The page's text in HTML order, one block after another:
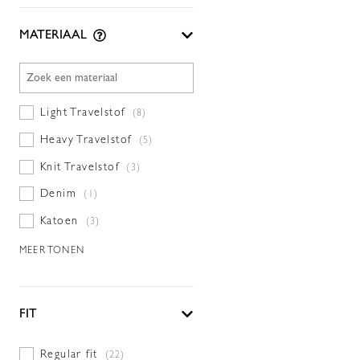
MATERIAAL
Light Travelstof (8)
Heavy Travelstof (5)
Knit Travelstof (3)
Denim (1)
Katoen (3)
MEER TONEN
FIT
Regular fit (22)